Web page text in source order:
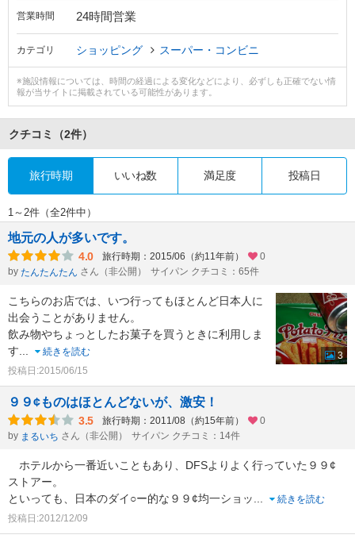
営業時間 24時間営業
カテゴリ ショッピング スーパー・コンビニ
※施設情報については、時間の経過による変化などにより、必ずしも正確でない情
報が当サイトに掲載されている可能性があります。
クチコミ （2件）
旅行時期 いいね数 満足度 投稿日
1～2件（全2件中）
地元の人が多いです。
4.0 旅行時期：2015/06（約11年前）
0
by たんたんたん さん（非公開） サイパン クチコミ：65件
こちらのお店では、いつ行ってもほとんど日本人に
出会うことがありません。
飲み物やちょっとしたお菓子を買うときに利用しま
す...
続きを読む
投稿日:2015/06/15
3
９９¢ものはほとんどないが、激安！
3.5 旅行時期：2011/08（約15年前）
0
by まるいち さん（非公開） サイパン クチコミ：14件
ホテルから一番近いこともあり、DFSよりよく行っていた９９¢
ストアー。
といっても、日本のダイ○ー的な９９¢均一ショッ...
続きを読む
投稿日:2012/12/09